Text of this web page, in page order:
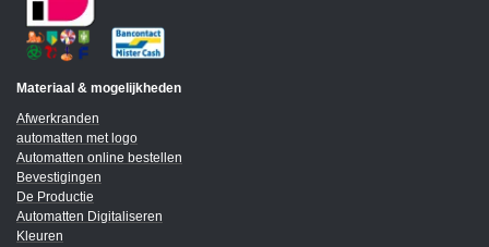
Materiaal & mogelijkheden
Afwerkranden
automatten met logo
Automatten online bestellen
Bevestigingen
De Productie
Automatten Digitaliseren
Kleuren